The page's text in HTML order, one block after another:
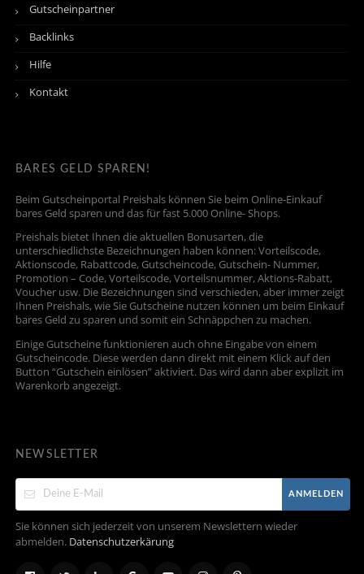
Gutscheinpartner
Backlinks
Hilfe
Kontakt
BARES GELD SPAREN!
Beim Gutscheinportal Preishals können Sie beim Online-Einkauf
bares Geld sparen und das für fast 5.000 Online- Shops.
Preishals bietet Ihnen die aktuellen Bonusarten, die
unterschiedlichste Bezeichnungen haben können: Vorteilscode,
Aktionscode, Rabattcode, Gutscheincode, Gutschein- Nummer,
Promotion – Code, Vorteilscode, Vorteilsnummer, Aktions-Rabatt,
Voucher usw. Die Bezeichnungen sind verschieden, aber immer zeigt
Ihnen Preishals, wie Sie Gutscheine nutzen können um beim Einkauf
bares Geld zu sparen und somit ein Schnäppchen zu machen.
Einige Gutscheine funktionieren auch ohne Eingabe von einem
Gutscheincode. Diese werden dann direkt mit einem Klick auf den
Button “Gutschein einlösen” aktiviert. Das wird dann aber explizit im
Warenkorb angezeigt.
NEWSLETTER
ANMELDEN
Sie können sich jederzeit von unserem Newslettern wieder
abmelden. Datenschutzerkärung